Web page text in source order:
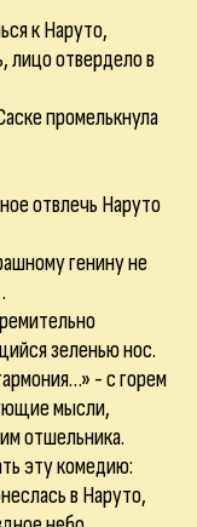
к Наруто,
лицо отвердело в
промелькнула
отвлечь Наруто
генину не
зеленью нос.
- с горем
мысли,
отшельника.
эту комедию:
в Наруто,